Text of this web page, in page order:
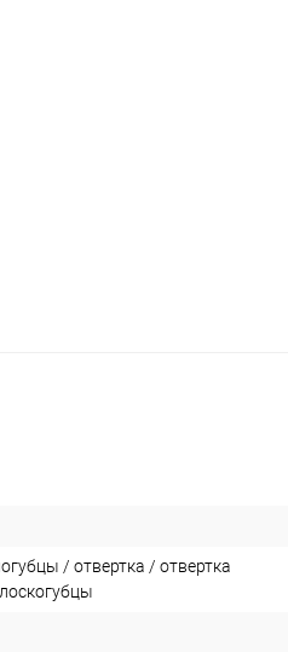
/ отвертка / отвертка